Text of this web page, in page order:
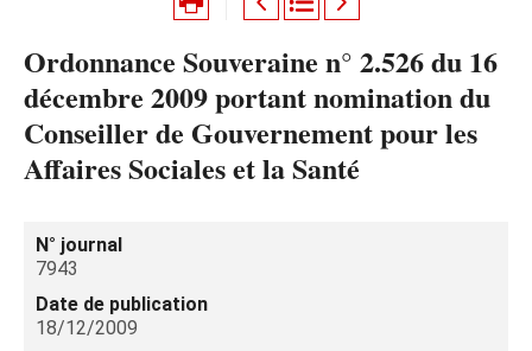
Ordonnance Souveraine n° 2.526 du 16
décembre 2009 portant nomination du
Conseiller de Gouvernement pour les
Affaires Sociales et la Santé
N° journal
7943
Date de publication
18/12/2009